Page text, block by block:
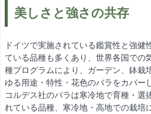
美しさと強さの共存
ドイツで実施されている鑑賞性と強健
ている品種も多くあり、世界各国での
種プログラムにより、ガーデン、鉢栽
ゆる用途・特性・花色のバラをカバー
コルデス社のバラは寒冷地で育種・選
れている品種、寒冷地・高地での栽培